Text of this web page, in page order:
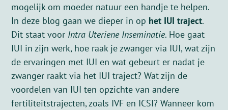
mogelijk om moeder natuur een handje te helpen.
In deze blog gaan we dieper in op het IUI traject.
Dit staat voor Intra Uteriene Inseminatie. Hoe gaat
IUI in zijn werk, hoe raak je zwanger via IUI, wat zijn
de ervaringen met IUI en wat gebeurt er nadat je
zwanger raakt via het IUI traject? Wat zijn de
voordelen van IUI ten opzichte van andere
fertiliteitstrajecten, zoals IVF en ICSI? Wanneer kom